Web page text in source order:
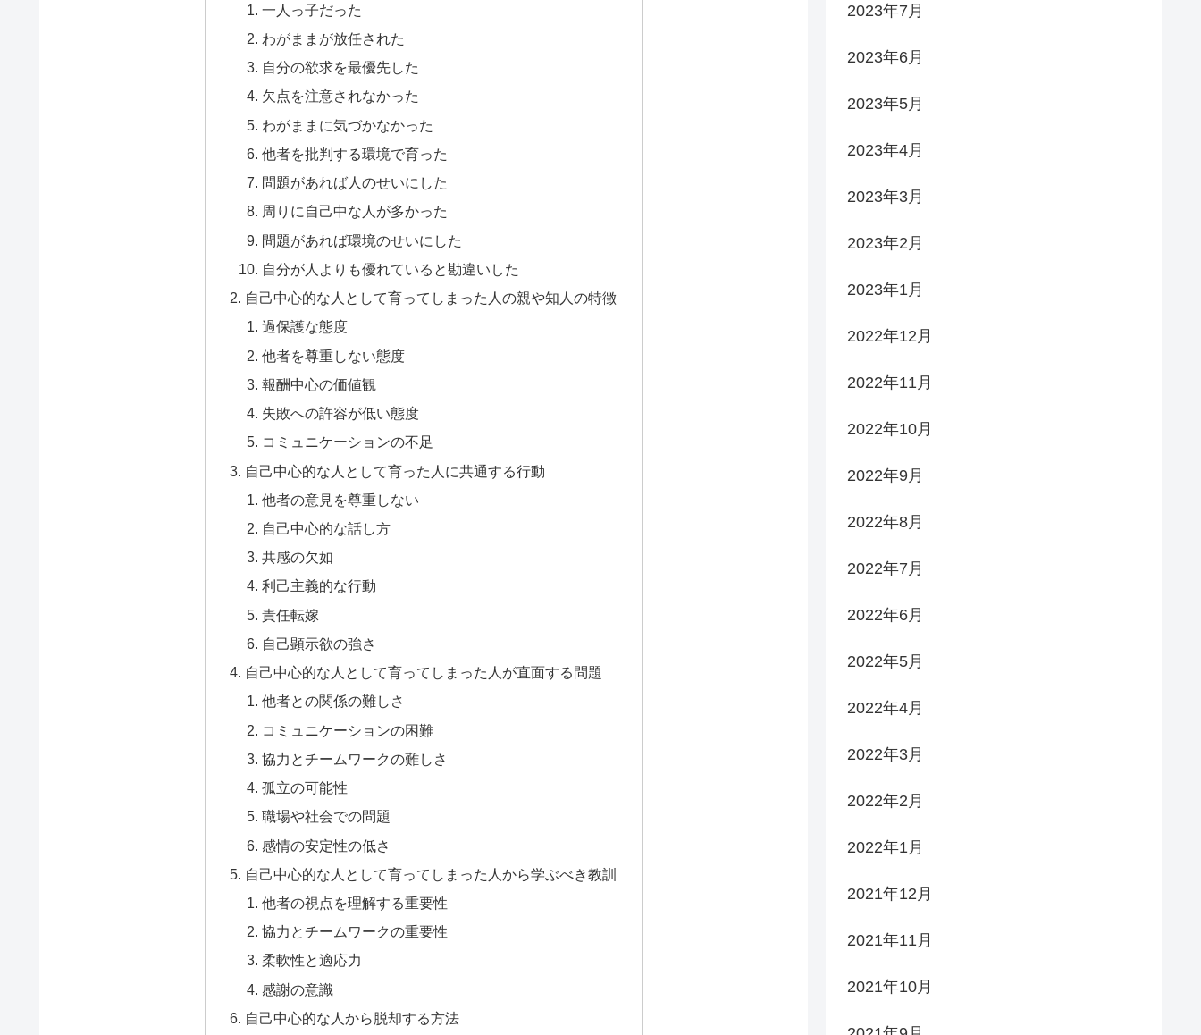
一人っ子だった
わがままが放任された
自分の欲求を最優先した
欠点を注意されなかった
わがままに気づかなかった
他者を批判する環境で育った
問題があれば人のせいにした
周りに自己中な人が多かった
問題があれば環境のせいにした
自分が人よりも優れていると勘違いした
自己中心的な人として育ってしまった人の親や知人の特徴
過保護な態度
他者を尊重しない態度
報酬中心の価値観
失敗への許容が低い態度
コミュニケーションの不足
自己中心的な人として育った人に共通する行動
他者の意見を尊重しない
自己中心的な話し方
共感の欠如
利己主義的な行動
責任転嫁
自己顕示欲の強さ
自己中心的な人として育ってしまった人が直面する問題
他者との関係の難しさ
コミュニケーションの困難
協力とチームワークの難しさ
孤立の可能性
職場や社会での問題
感情の安定性の低さ
自己中心的な人として育ってしまった人から学ぶべき教訓
他者の視点を理解する重要性
協力とチームワークの重要性
柔軟性と適応力
感謝の意識
自己中心的な人から脱却する方法
2023年7月
2023年6月
2023年5月
2023年4月
2023年3月
2023年2月
2023年1月
2022年12月
2022年11月
2022年10月
2022年9月
2022年8月
2022年7月
2022年6月
2022年5月
2022年4月
2022年3月
2022年2月
2022年1月
2021年12月
2021年11月
2021年10月